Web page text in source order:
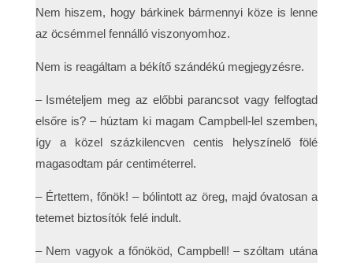
Nem hiszem, hogy bárkinek bármennyi köze is lenne
az öcsémmel fennálló viszonyomhoz.
Nem is reagáltam a békítő szándékú megjegyzésre.
– Ismételjem meg az előbbi parancsot vagy felfogtad
elsőre is? – húztam ki magam Campbell-lel szemben,
így a közel százkilencven centis helyszínelő fölé
magasodtam pár centiméterrel.
– Értettem, főnök! – bólintott az öreg, majd óvatosan a
tetemet biztosítók felé indult.
– Nem vagyok a főnököd, Campbell! – szóltam utána